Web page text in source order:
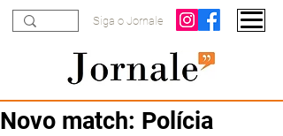
Siga o Jornale
Novo match: Polícia